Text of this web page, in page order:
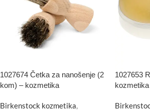
1027674 Četka za nanošenje (2
kom) – kozmetika
Birkenstock kozmetika,
1027653
kozmetika